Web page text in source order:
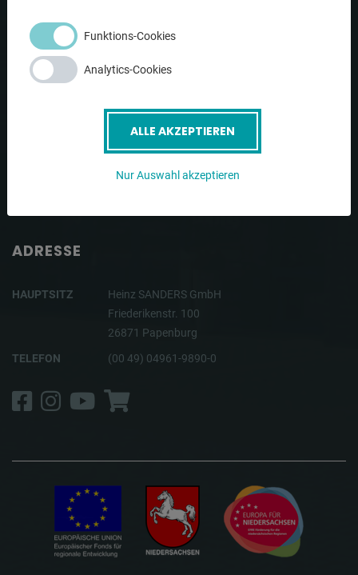
LINKS
News
ADRESSE
HAUPTSITZ
Heinz SANDERS GmbH
Friederikenstr. 100
26871 Papenburg
TELEFON
(00 49) 04961-9890-0
Facebook
Instagram
YouTube
Shop
Funktions-Cookies
Analytics-Cookies
ALLE AKZEPTIEREN
Nur Auswahl akzeptieren